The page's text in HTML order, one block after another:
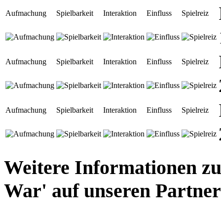
Aufmachung Spielbarkeit Interaktion Einfluss Spielreiz
Aufmachung Spielbarkeit Interaktion Einfluss Spielreiz
Aufmachung Spielbarkeit Interaktion Einfluss Spielreiz
Weitere Informationen
War' auf unseren